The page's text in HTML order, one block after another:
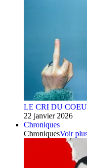
LE CRI DU
22 janvier 2026
Chroniques
ChroniquesVoir